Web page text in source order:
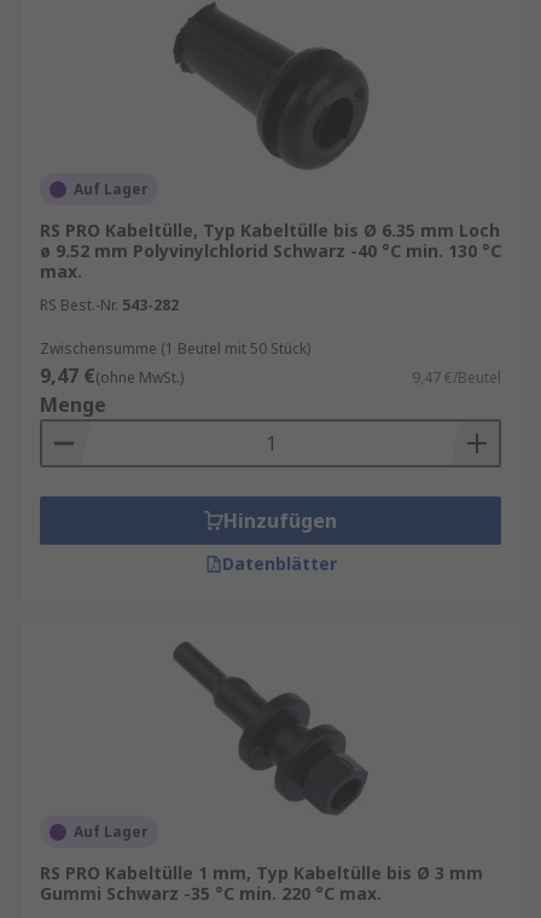
So wählen Sie die passenden
Kabeldurchführungstüllen aus
Wenn Sie nach runden Kabeltüllen suchen,
müssen Sie die Platte und das Loch betrachten, in
dem die Tülle sitzen soll. Die Tülle muss der
Größe der Plattenbohrung und der Plattendicke
entsprechen. Der Bohrungsinnendurchmesser
Größe der durchgeführten Kabel entsprochen
wird. In der Regel sind Tüllenabmessungen in
Millimetern (mm) angegeben. Wenn Sie einen
Tüllenstreifen/eine Tüllenkante in Betracht
ziehen, muss der Streifen über die Breite der
Plattenkante passen. Sie müssen außerdem
sicherstellen, dass der Streifen lang genug ist,
um die gewünschte Kantenlänge abzudecken. Die
meisten Streifen können bei Bedarf
zugeschnitten werden.
Kabeldurchführungstüllen kaufen
Unser Sortiment an Kabeldurchführungen
enthält Qualitätsprodukte von folgenden
HellermannTyton
SES Sterling
Auf Lager
RS PRO Kabeltülle, Typ Kabeltülle bis Ø 6.35 mm Loch
ø 9.52 mm Polyvinylchlorid Schwarz -40 °C min. 130 °C
max.
RS Best.-Nr. 543-282
Zwischensumme (1 Beutel mit 50 Stück)
9,47 €(ohne MwSt.) 9,47 €/Beutel
Menge
Hinzufügen
Datenblätter
Auf Lager
RS PRO Kabeltülle 1 mm, Typ Kabeltülle bis Ø 3 mm
Gummi Schwarz -35 °C min. 220 °C max.